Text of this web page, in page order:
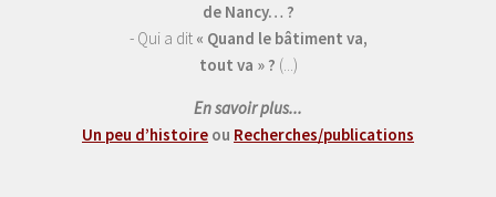
de Nancy… ?
- Qui a dit« Quand le bâtiment va,
tout va » ? (...)
En savoir plus...
Un peu d’histoire ou Recherches/publications